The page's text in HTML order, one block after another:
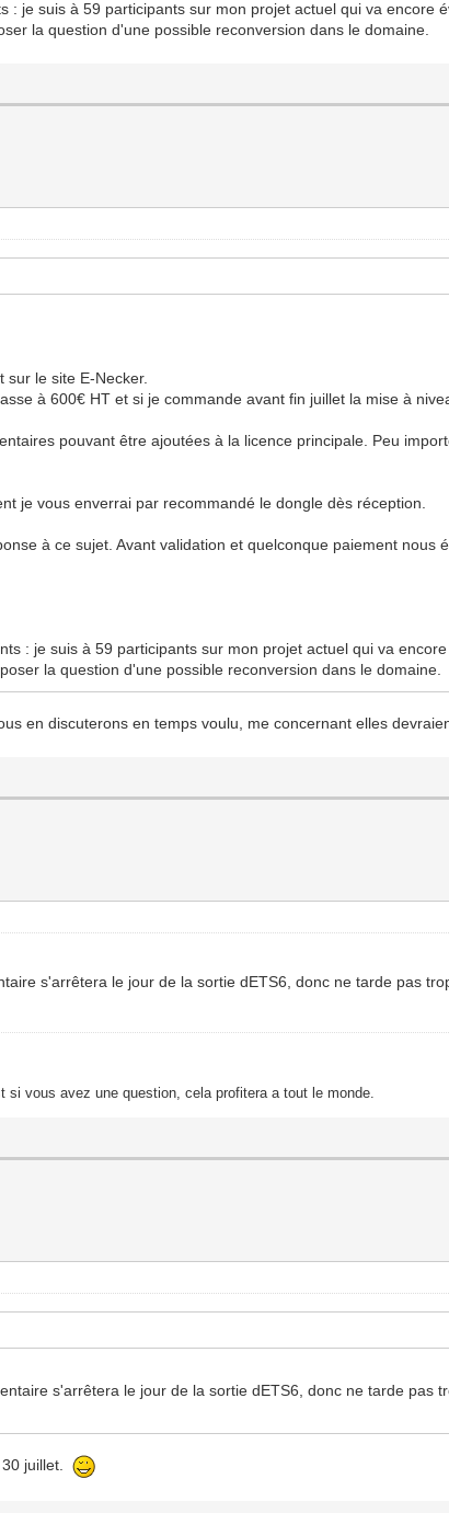
: je suis à 59 participants sur mon projet actuel qui va encore
la question d'une possible reconversion dans le domaine.
le site E-Necker.
à 600€ HT et si je commande avant fin juillet la mise à
pouvant être ajoutées à la licence principale. Peu
je vous enverrai par recommandé le dongle dès réception.
à ce sujet. Avant validation et quelconque paiement
: je suis à 59 participants sur mon projet actuel qui va
la question d'une possible reconversion dans le domaine.
en discuterons en temps voulu, me concernant elles
s'arrêtera le jour de la sortie dETS6, donc ne tarde pas
vous avez une question, cela profitera a tout le monde.
s'arrêtera le jour de la sortie dETS6, donc ne tarde pas
30 juillet.